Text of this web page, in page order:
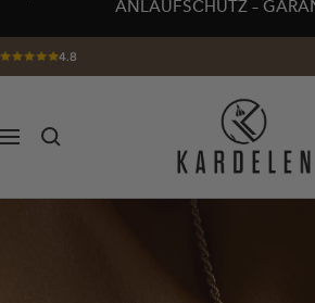
ANLAUFSCHUTZ –
4.8
Navigation
KARDELEN